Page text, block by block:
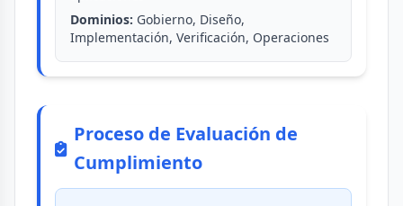
Dominios: Gobierno, Diseño,
Implementación, Verificación, Operaciones
Proceso de Evaluación de
Cumplimiento